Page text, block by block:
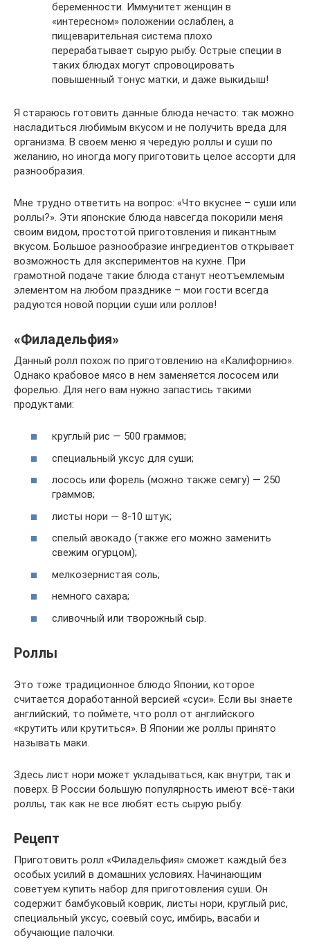
беременности. Иммунитет женщин в
«интересном» положении ослаблен, а
пищеварительная система плохо
перерабатывает сырую рыбу. Острые специи в
таких блюдах могут спровоцировать
повышенный тонус матки, и даже выкидыш!
Я стараюсь готовить данные блюда нечасто: так можно
насладиться любимым вкусом и не получить вреда для
организма. В своем меню я чередую роллы и суши по
желанию, но иногда могу приготовить целое ассорти для
разнообразия.
Мне трудно ответить на вопрос: «Что вкуснее – суши или
роллы?». Эти японские блюда навсегда покорили меня
своим видом, простотой приготовления и пикантным
вкусом. Большое разнообразие ингредиентов открывает
возможность для экспериментов на кухне. При
грамотной подаче такие блюда станут неотъемлемым
элементом на любом празднике – мои гости всегда
радуются новой порции суши или роллов!
«Филадельфия»
Данный ролл похож по приготовлению на «Калифорнию».
Однако крабовое мясо в нем заменяется лососем или
форелью. Для него вам нужно запастись такими
продуктами:
круглый рис — 500 граммов;
специальный уксус для суши;
лосось или форель (можно также семгу) — 250
граммов;
листы нори — 8-10 штук;
спелый авокадо (также его можно заменить
свежим огурцом);
мелкозернистая соль;
немного сахара;
сливочный или творожный сыр.
Роллы
Это тоже традиционное блюдо Японии, которое
считается доработанной версией «суси». Если вы знаете
английский, то поймёте, что ролл от английского
«крутить или крутиться». В Японии же роллы принято
называть маки.
Здесь лист нори может укладываться, как внутри, так и
поверх. В России большую популярность имеют всё-таки
роллы, так как не все любят есть сырую рыбу.
Рецепт
Приготовить ролл «Филадельфия» сможет каждый без
особых усилий в домашних условиях. Начинающим
советуем купить набор для приготовления суши. Он
содержит бамбуковый коврик, листы нори, круглый рис,
специальный уксус, соевый соус, имбирь, васаби и
обучающие палочки.